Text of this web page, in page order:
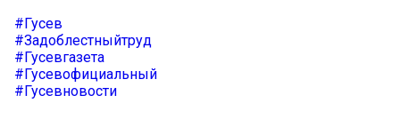
#Гусев
#Задоблестныйтруд
#Гусевгазета
#Гусевофициальный
#Гусевновости